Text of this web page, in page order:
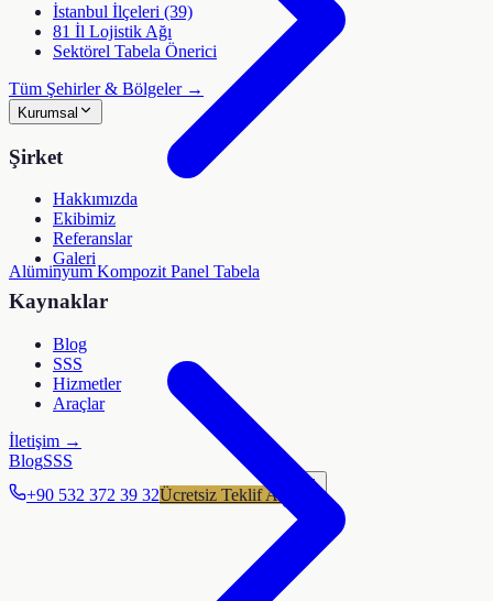
İstanbul İlçeleri (39)
81 İl Lojistik Ağı
Sektörel Tabela Önerici
Tüm Şehirler & Bölgeler →
Kurumsal
Şirket
Hakkımızda
Ekibimiz
Referanslar
Galeri
Kaynaklar
Blog
SSS
Hizmetler
Araçlar
İletişim →
BlogSSS
+90 532 372 39 32Ücretsiz Teklif Al
Alüminyum Kompozit Panel Tabela